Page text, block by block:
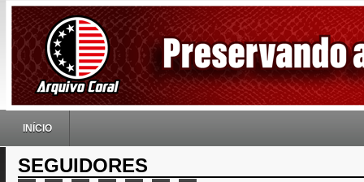
INÍCIO
SEGUIDORES